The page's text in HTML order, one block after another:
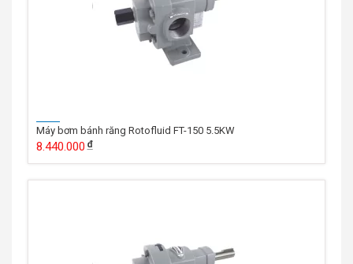
Máy bơm bánh răng Rotofluid FT-150 5.5KW
8.440.000